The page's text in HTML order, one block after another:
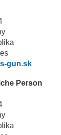
gun.sk
Person